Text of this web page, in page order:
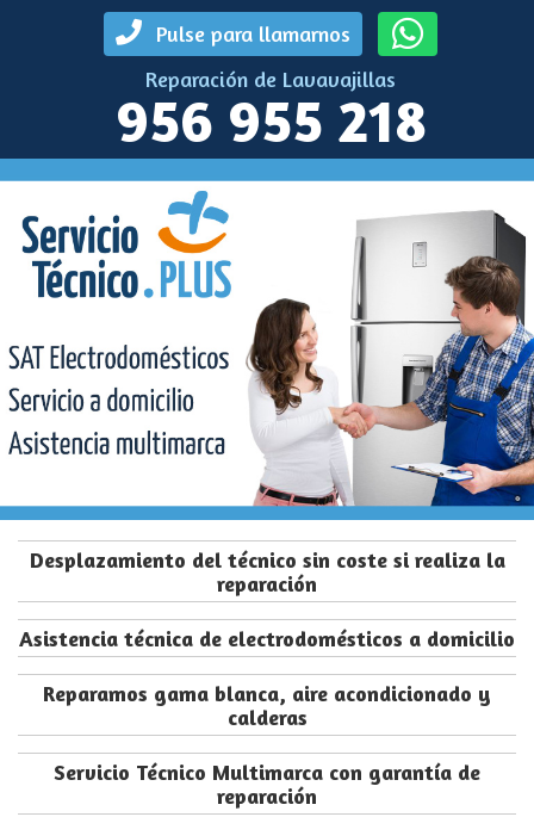
Pulse para llamarnos
Reparación de Lavavajillas
956 955 218
Desplazamiento del técnico sin coste si realiza la
reparación
Asistencia técnica de electrodomésticos a domicilio
Reparamos gama blanca, aire acondicionado y
calderas
Servicio Técnico Multimarca con garantía de
reparación